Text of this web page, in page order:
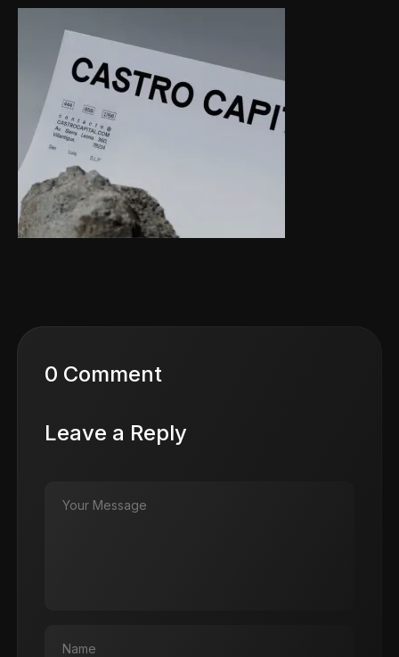
0 Comment
Leave a Reply